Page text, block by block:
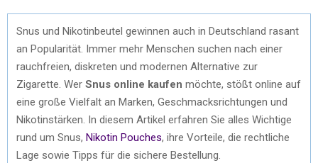
Snus und Nikotinbeutel gewinnen auch in Deutschland rasant
an Popularität. Immer mehr Menschen suchen nach einer
rauchfreien, diskreten und modernen Alternative zur
Zigarette. Wer Snus online kaufen möchte, stößt online auf
eine große Vielfalt an Marken, Geschmacksrichtungen und
Nikotinstärken. In diesem Artikel erfahren Sie alles Wichtige
rund um Snus, Nikotin Pouches, ihre Vorteile, die rechtliche
Lage sowie Tipps für die sichere Bestellung.